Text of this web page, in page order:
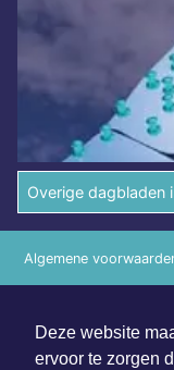
Deze website
ervoor te zorgen
Overige dagbladen
Algemene
Privacy Statement